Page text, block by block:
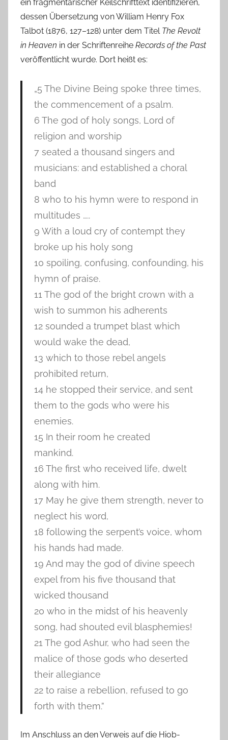
ein fragmentarischer Keilschrifttext identifizieren,
dessen Übersetzung von William Henry Fox
Talbot (1876, 127–128) unter dem Titel The Revolt
in Heaven in der Schriftenreihe Records of the Past
veröffentlicht wurde. Dort heißt es:
„5 The Divine Being spoke three times,
the commencement of a psalm.
6 The god of holy songs, Lord of
religion and worship
7 seated a thousand singers and
musicians: and established a choral
band
8 who to his hymn were to respond in
multitudes …..
9 With a loud cry of contempt they
broke up his holy song
10 spoiling, confusing, confounding, his
hymn of praise.
11 The god of the bright crown with a
wish to summon his adherents
12 sounded a trumpet blast which
would wake the dead,
13 which to those rebel angels
prohibited return,
14 he stopped their service, and sent
them to the gods who were his
enemies.
15 In their room he created
mankind.
16 The first who received life, dwelt
along with him.
17 May he give them strength, never to
neglect his word,
18 following the serpent’s voice, whom
his hands had made.
19 And may the god of divine speech
expel from his five thousand that
wicked thousand
20 who in the midst of his heavenly
song, had shouted evil blasphemies!
21 The god Ashur, who had seen the
malice of those gods who deserted
their allegiance
22 to raise a rebellion, refused to go
forth with them.”
Im Anschluss an den Verweis auf die Hiob-